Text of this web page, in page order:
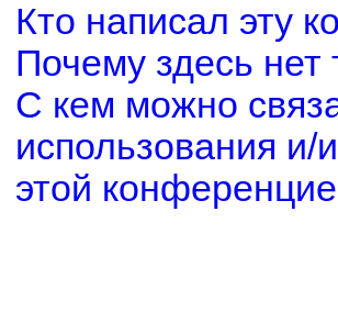
Кто написал эту
Почему здесь нет
С кем можно
использования и/
этой